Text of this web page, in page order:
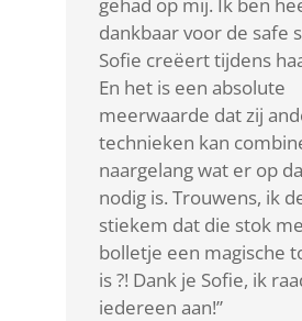
dankbaar voor de safe
Sofie creëert tijdens
En het is een absolute
meerwaarde dat zij
technieken kan
naargelang wat er op
nodig is. Trouwens, ik
stiekem dat die stok
bolletje een magische
is?! Dank je Sofie, ik
iedereen aan!”